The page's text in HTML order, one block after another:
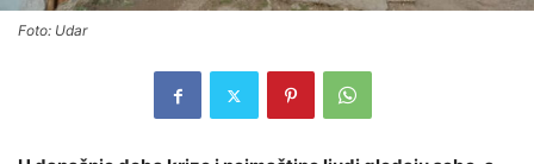
Foto: Udar